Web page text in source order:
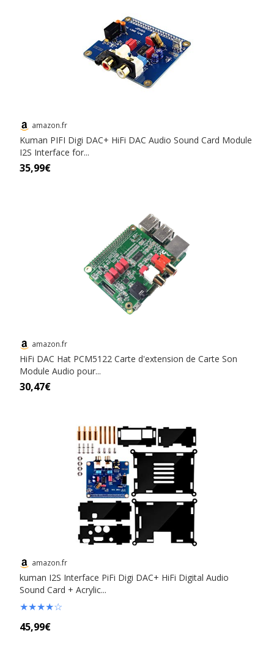
amazon.fr
Kuman PIFI Digi DAC+ HiFi DAC Audio Sound Card Module
I2S Interface for...
35,99€
amazon.fr
HiFi DAC Hat PCM5122 Carte d'extension de Carte Son
Module Audio pour...
30,47€
amazon.fr
kuman I2S Interface PiFi Digi DAC+ HiFi Digital Audio
Sound Card + Acrylic...
★★★★☆
45,99€